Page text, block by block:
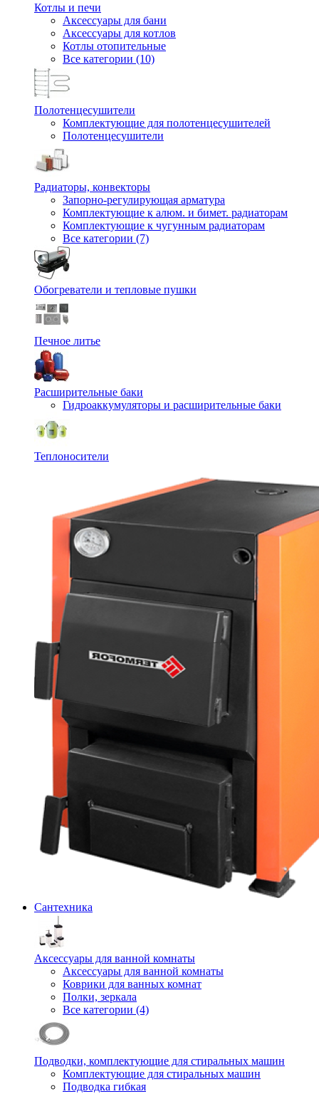
Котлы и печи
Аксессуары для бани
Аксессуары для котлов
Котлы отопительные
Все категории (10)
Полотенцесушители
Комплектующие для полотенцесушителей
Полотенцесушители
Радиаторы, конвекторы
Запорно-регулирующая арматура
Комплектующие к алюм. и бимет. радиаторам
Комплектующие к чугунным радиаторам
Все категории (7)
Обогреватели и тепловые пушки
Печное литье
Расширительные баки
Гидроаккумуляторы и расширительные баки
Теплоносители
Сантехника
Аксессуары для ванной комнаты
Аксессуары для ванной комнаты
Коврики для ванных комнат
Полки, зеркала
Все категории (4)
Подводки, комплектующие для стиральных машин
Комплектующие для стиральных машин
Подводка гибкая